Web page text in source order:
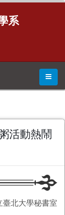
系
活動熱鬧
臺北大學秘書室